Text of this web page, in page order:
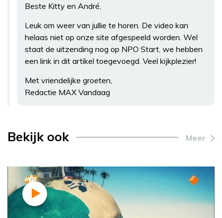
Beste Kitty en André,
Leuk om weer van jullie te horen. De video kan
helaas niet op onze site afgespeeld worden. Wel
staat de uitzending nog op NPO Start, we hebben
een link in dit artikel toegevoegd. Veel kijkplezier!
Met vriendelijke groeten,
Redactie MAX Vandaag
Bekijk ook Meer